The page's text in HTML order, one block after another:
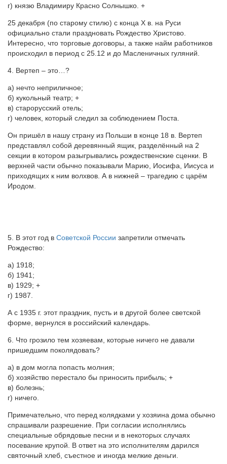
г) князю Владимиру Красно Солнышко. +
25 декабря (по старому стилю) с конца X в. на Руси
официально стали праздновать Рождество Христово.
Интересно, что торговые договоры, а также найм работников
происходил в период с 25.12 и до Масленичных гуляний.
4. Вертеп – это…?
а) нечто неприличное;
б) кукольный театр; +
в) старорусский отель;
г) человек, который следил за соблюдением Поста.
Он пришёл в нашу страну из Польши в конце 18 в. Вертеп
представлял собой деревянный ящик, разделённый на 2
секции в котором разыгрывались рождественские сценки. В
верхней части обычно показывали Марию, Иосифа, Иисуса и
приходящих к ним волхвов. А в нижней – трагедию с царём
Иродом.
5. В этот год в Советской России запретили отмечать
Рождество:
а) 1918;
б) 1941;
в) 1929; +
г) 1987.
А с 1935 г. этот праздник, пусть и в другой более светской
форме, вернулся в российский календарь.
6. Что грозило тем хозяевам, которые ничего не давали
пришедшим поколядовать?
а) в дом могла попасть молния;
б) хозяйство перестало бы приносить прибыль; +
в) болезнь;
г) ничего.
Примечательно, что перед колядками у хозяина дома обычно
спрашивали разрешение. При согласии исполнялись
специальные обрядовые песни и в некоторых случаях
посевание крупой. В ответ на это исполнителям дарился
святочный хлеб, съестное и иногда мелкие деньги.